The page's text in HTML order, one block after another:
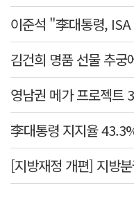
영남권 메가 프로젝트
李대통령 지지율